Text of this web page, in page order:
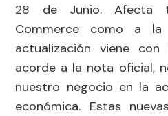
28 de Junio. Afecta
Commerce como a la
actualización viene
acorde a la nota oficial,
nuestro negocio en la
económica. Estas